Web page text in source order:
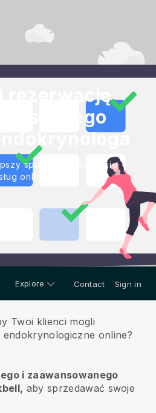
rezerwację
swojego
sposób na tworzenie
online
Explore Contact Sign in
Twoi klienci mogli
endokrynologiczne online?
i zaawansowanego
aby sprzedawać swoje